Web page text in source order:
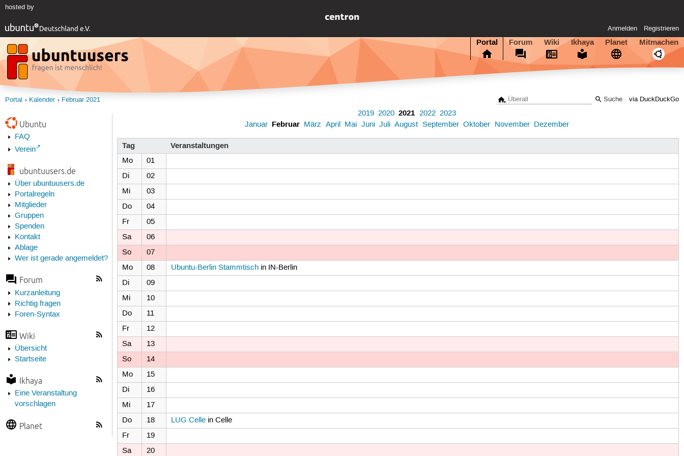
hosted by
Anmelden Registrieren
Portal Forum Wiki Ikhaya Planet Mitmachen
via DuckDuckGo
Portal Kalender Februar 2021
Ubuntu
FAQ
Verein
ubuntuusers.de
Über ubuntuusers.de
Portalregeln
Mitglieder
Gruppen
Spenden
Kontakt
Ablage
Wer ist gerade angemeldet?
Forum
Kurzanleitung
Richtig fragen
Foren-Syntax
Wiki
Übersicht
Startseite
Ikhaya
Eine Veranstaltung
vorschlagen
Planet
2019 2020 2021 2022 2023
Januar Februar März April Mai Juni Juli August September Oktober November Dezember
Tag Veranstaltungen
Mo
01
Di
02
Mi
03
Do
04
Fr
05
Sa
06
So
07
Mo
08 Ubuntu-Berlin Stammtisch in IN-Berlin
Di
09
Mi
10
Do
11
Fr
12
Sa
13
So
14
Mo
15
Di
16
Mi
17
Do
18 LUG Celle in Celle
Fr
19
Sa
20